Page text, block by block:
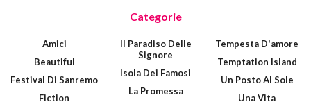
Categorie
Amici
Beautiful
Festival Di Sanremo
Fiction
Il Paradiso Delle
Signore
Isola Dei Famosi
La Promessa
Tempesta D'amore
Temptation Island
Un Posto Al Sole
Una Vita